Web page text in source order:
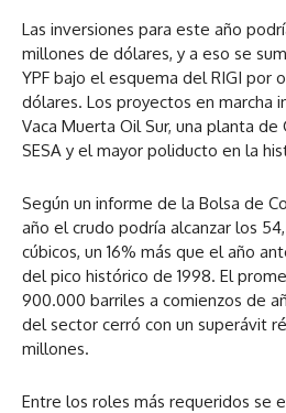
Las inversiones para este año
millones de dólares, y a eso se
YPF bajo el esquema del RIGI por
dólares. Los proyectos en marcha
Vaca Muerta Oil Sur, una planta de
SESA y el mayor poliducto en la
Según un informe de la Bolsa de
año el crudo podría alcanzar los
cúbicos, un 16% más que el año
del pico histórico de 1998. El
900.000 barriles a comienzos de
del sector cerró con un superávit
millones.
Entre los roles más requeridos se